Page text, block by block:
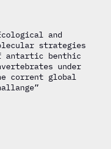
and
strategies
antartic benthic
under
corrent global